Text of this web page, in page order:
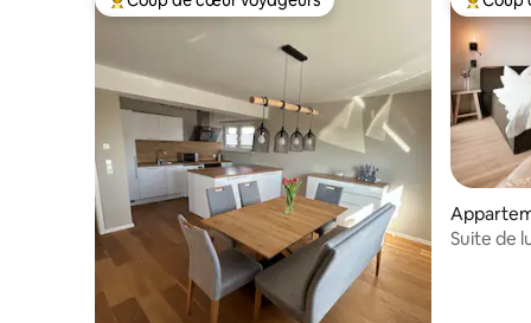
Coups de cœur voyageurs les plus appréciés Coups
Suite de